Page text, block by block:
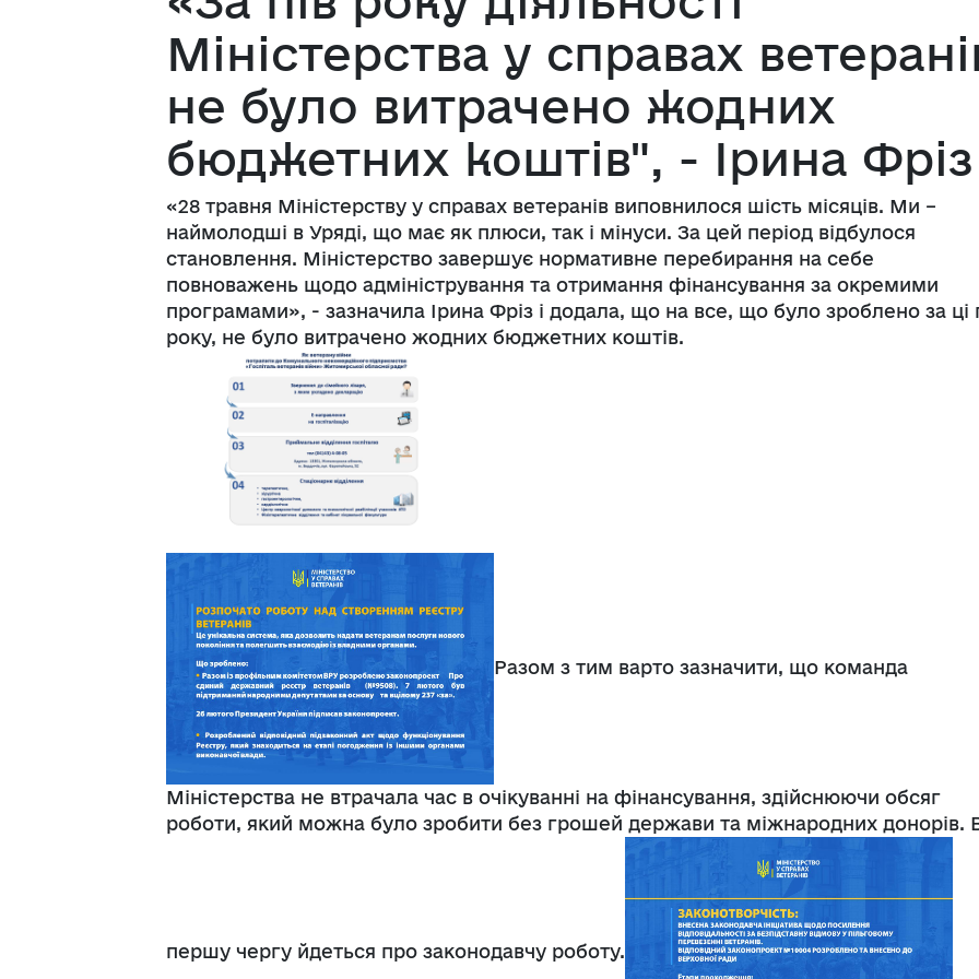
Міністерства у справах
не було витрачено жодних
бюджетних коштів", - Ірина Фріз
«28 травня Міністерству у справах ветеранів виповнилося шість місяців. Ми –
наймолодші в Уряді, що має як плюси, так і мінуси. За цей період відбулося
становлення. Міністерство завершує нормативне перебирання на себе
повноважень щодо адміністрування та отримання фінансування за окремими
програмами», - зазначила Ірина Фріз і додала, що на все, що було зроблено за ці
року, не було витрачено жодних бюджетних коштів.
Разом з тим варто зазначити, що команда
Міністерства не втрачала час в очікуванні на фінансування, здійснюючи обсяг
роботи, який можна було зробити без грошей держави та міжнародних донорів.
першу чергу йдеться про законодавчу роботу.